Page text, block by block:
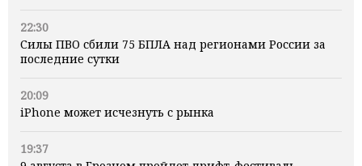
22:30
Силы ПВО сбили 75 БПЛА над регионами России за
последние сутки
20:09
iPhone может исчезнуть с рынка
19:37